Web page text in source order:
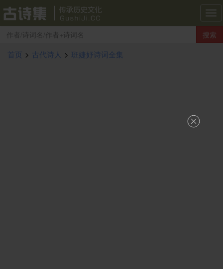
古
诗
集
搜索
首页 > 古代诗人 > 班婕妤诗词全集